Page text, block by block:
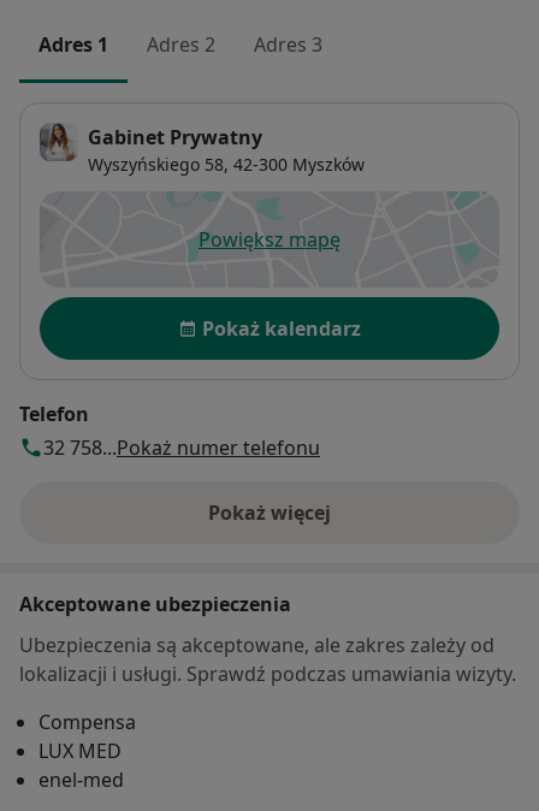
Adres 1 Adres 2 Adres 3
Gabinet Prywatny
Wyszyńskiego 58, 42-300 Myszków
Powiększ mapęotwiera się w nowej karcie
Dostępność
Pokaż kalendarz
Telefon
32 758...Pokaż numer telefonu
Pokaż więcej
o adresie
Akceptowane ubezpieczenia
Ubezpieczenia są akceptowane, ale zakres zależy od
lokalizacji i usługi. Sprawdź podczas umawiania wizyty.
Compensa
LUX MED
enel-med